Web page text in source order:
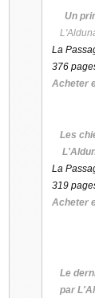
Un
La
376
Acheter
Les
La
319
Acheter
Le
par